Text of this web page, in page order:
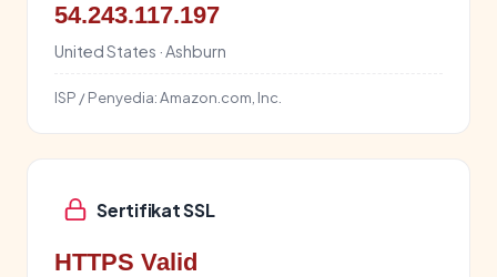
54.243.117.197
United States · Ashburn
ISP / Penyedia:Amazon.com, Inc.
Sertifikat SSL
HTTPS Valid